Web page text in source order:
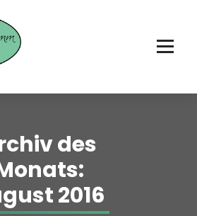
des
2016